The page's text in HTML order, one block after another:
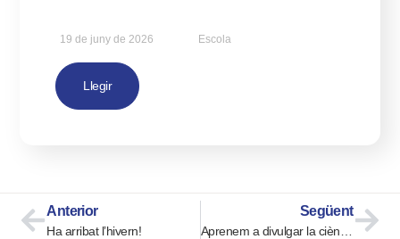
19 de juny de 2026 Escola
Llegir
Anterior
Ha arribat l’hivern!
Següent